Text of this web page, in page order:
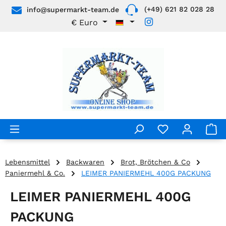
Zum Hauptinhalt springen
info@supermarkt-team.de (+49) 621 82 028 28
€ Euro
Lebensmittel Backwaren
Brot, Brötchen & Co
Paniermehl & Co.
LEIMER PANIERMEHL 400G PACKUNG
LEIMER PANIERMEHL 400G
PACKUNG